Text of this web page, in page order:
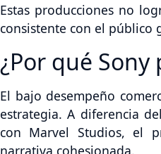
Estas producciones no
consistente con el público
¿Por qué
El bajo desempeño
estrategia. A diferencia
con Marvel Studios, el
narrativa cohesionada.